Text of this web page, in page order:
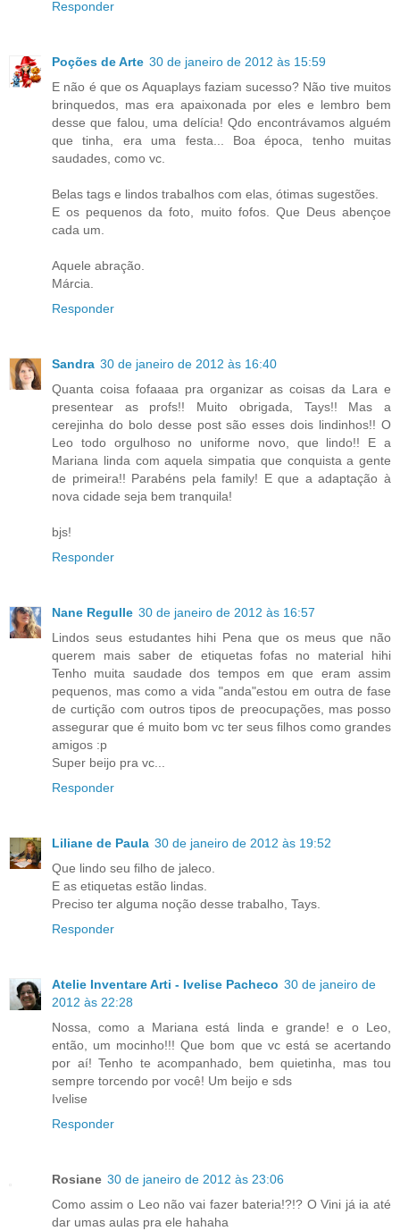
Responder
Poções de Arte 30 de janeiro de 2012 às 15:59
E não é que os Aquaplays faziam sucesso? Não tive muitos
brinquedos, mas era apaixonada por eles e lembro bem
desse que falou, uma delícia! Qdo encontrávamos alguém
que tinha, era uma festa... Boa época, tenho muitas
saudades, como vc.
Belas tags e lindos trabalhos com elas, ótimas sugestões.
E os pequenos da foto, muito fofos. Que Deus abençoe
cada um.
Aquele abração.
Márcia.
Responder
Sandra 30 de janeiro de 2012 às 16:40
Quanta coisa fofaaaa pra organizar as coisas da Lara e
presentear as profs!! Muito obrigada, Tays!! Mas a
cerejinha do bolo desse post são esses dois lindinhos!! O
Leo todo orgulhoso no uniforme novo, que lindo!! E a
Mariana linda com aquela simpatia que conquista a gente
de primeira!! Parabéns pela family! E que a adaptação à
nova cidade seja bem tranquila!
bjs!
Responder
Nane Regulle 30 de janeiro de 2012 às 16:57
Lindos seus estudantes hihi Pena que os meus que não
querem mais saber de etiquetas fofas no material hihi
Tenho muita saudade dos tempos em que eram assim
pequenos, mas como a vida "anda"estou em outra de fase
de curtição com outros tipos de preocupações, mas posso
assegurar que é muito bom vc ter seus filhos como grandes
amigos :p
Super beijo pra vc...
Responder
Liliane de Paula 30 de janeiro de 2012 às 19:52
Que lindo seu filho de jaleco.
E as etiquetas estão lindas.
Preciso ter alguma noção desse trabalho, Tays.
Responder
Atelie Inventare Arti - Ivelise Pacheco 30 de janeiro de
2012 às 22:28
Nossa, como a Mariana está linda e grande! e o Leo,
então, um mocinho!!! Que bom que vc está se acertando
por aí! Tenho te acompanhado, bem quietinha, mas tou
sempre torcendo por você! Um beijo e sds
Ivelise
Responder
Rosiane 30 de janeiro de 2012 às 23:06
Como assim o Leo não vai fazer bateria!?!? O Vini já ia até
dar umas aulas pra ele hahaha